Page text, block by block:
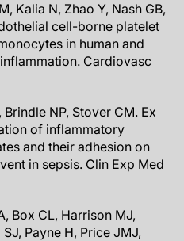
Kalia N, Zhao Y, Nash GB,
cell-borne platelet
in human and
Cardiovasc
Brindle NP, Stover CM. Ex
of inflammatory
and their adhesion on
in sepsis. Clin Exp Med
Box CL, Harrison MJ,
Payne H, Price JMJ,